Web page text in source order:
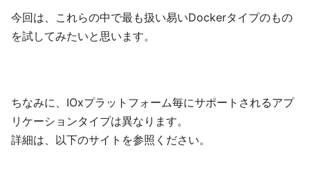
今回は、これらの中で最も扱い易いDockerタイプのもの
を試してみたいと思います。
ちなみに、IOxプラットフォーム毎にサポートされるアプ
リケーションタイプは異なります。
詳細は、以下のサイトを参照ください。